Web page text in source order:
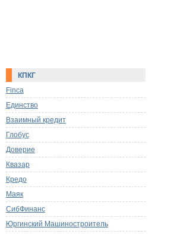
КПКГ
Finca
Единство
Взаимный кредит
Глобус
Доверие
Квазар
Кредо
Маяк
СибФинанс
Юргинский Машиностроитель